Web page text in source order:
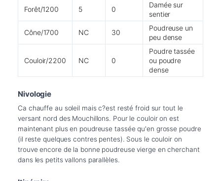
Forêt/1200 5 0
Damée sur
sentier
Cône/1700 NC 30
Poudreuse un
peu dense
Couloir/2200 NC 0
Poudre tassée
ou poudre
dense
Nivologie
Ca chauffe au soleil mais c?est resté froid sur tout le
versant nord des Mouchillons. Pour le couloir on est
maintenant plus en poudreuse tassée qu'en grosse poudre
(il reste quelques contres pentes). Sous le couloir on
trouve encore de la bonne poudreuse vierge en cherchant
dans les petits vallons parallèles.